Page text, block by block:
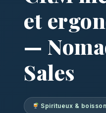
et
—
Sales
Spiritueux &